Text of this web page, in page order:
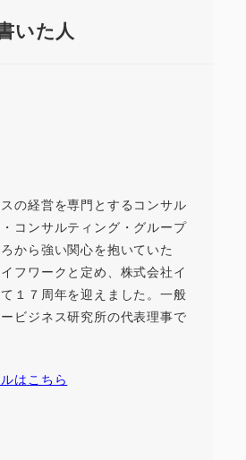
いた人
の経営を専門とするコンサル
コンサルティング・グループ
から強い関心を抱いていた
フワークと定め、株式会社イ
１７周年を迎えました。一般
ビジネス研究所の代表理事で
はこちら